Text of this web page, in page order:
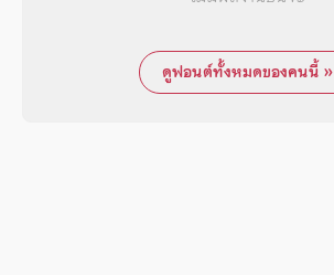
ดูฟอนต์ทั้งหมดของคนนี้ »